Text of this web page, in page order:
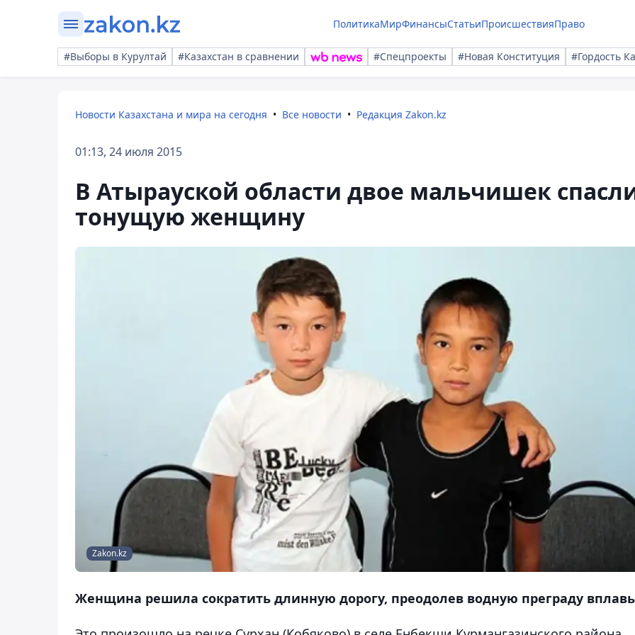
ПолитикаМирФинансыСтатьиПроисшествияПраво
#Выборы в Курултай #Казахстан в сравнении #Спецпроекты #Новая Конституция #Гордость
Новости Казахстана и мира на сегодня Все новости Редакция Zakon.kz
01:13, 24 июля 2015
В Атырауской области двое мальчишек
тонущую женщину
Zakon.kz
Женщина решила сократить длинную дорогу, преодолев водную преграду